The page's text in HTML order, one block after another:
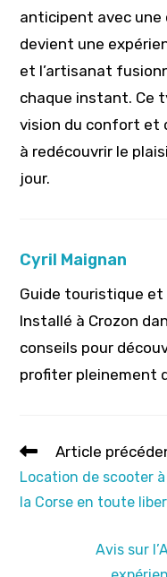
anticipent avec une
devient une
et l’artisanat
chaque instant. Ce
vision du confort et
à redécouvrir le
jour.
Cyril Maignan
Guide touristique et
Installé à Crozon
conseils pour
profiter pleinement
Read
articles
Article
Location de scooter
la Corse en toute
Avis sur